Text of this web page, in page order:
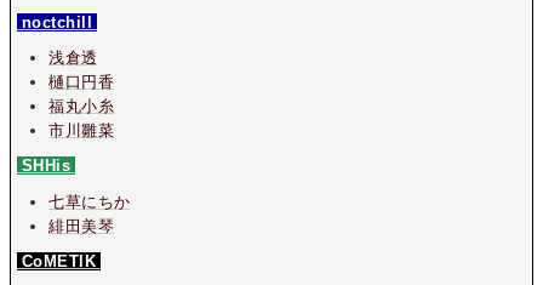
noctchill
浅倉透
樋口円香
福丸小糸
市川雛菜
SHHis
七草にちか
緋田美琴
CoMETIK